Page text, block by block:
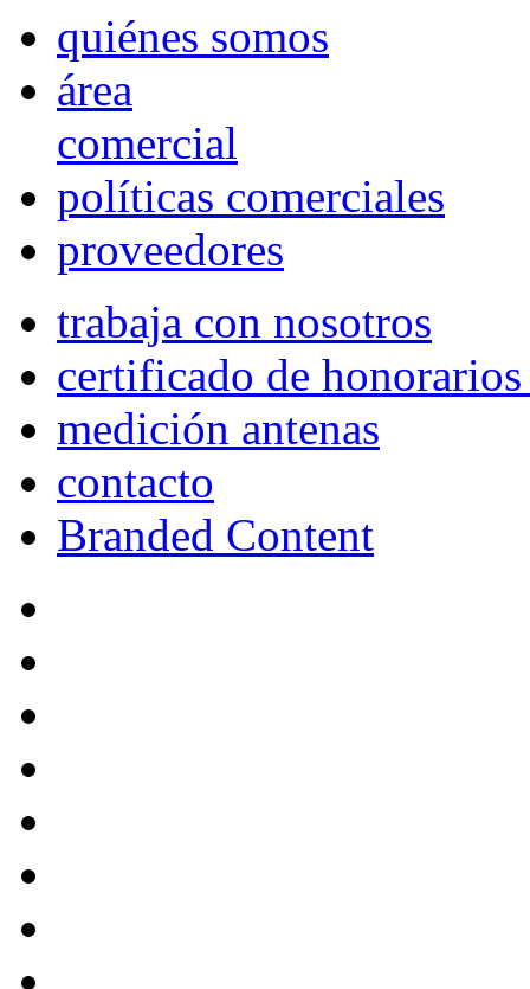
quiénes somos
área
comercial
políticas comerciales
proveedores
trabaja con nosotros
certificado de
medición antenas
contacto
Branded Content